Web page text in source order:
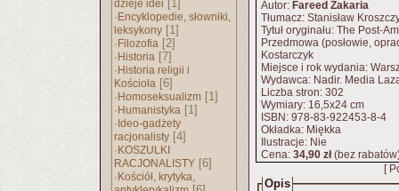
dzieje idei [1]
· Encyklopedie, słowniki,
leksykony [1]
· Filozofia [2]
· Historia [7]
· Historia religii i
Kościoła [6]
· Homoseksualizm [1]
· Humanistyka [1]
· Ideo-gadżety
racjonalisty [4]
· KOSZULKI
RACJONALISTY [6]
· Kościół, krytyka,
Autor: Fareed Zakaria
Tłumacz: Stanisław
Tytuł oryginału: The Post-
Przedmowa (posłowie,
Kostarczyk
Miejsce i rok wydania:
Wydawca: Nadir. Media
Liczba stron: 302
Wymiary: 16,5x24 cm
ISBN: 978-83-922453-8-4
Okładka: Miękka
Ilustracje: Nie
Cena: 34,90 zł(bez
[
Opis